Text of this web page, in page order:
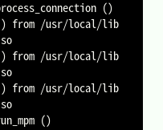
()
() from /usr/local/lib
() from /usr/local/lib
() from /usr/local/lib
()